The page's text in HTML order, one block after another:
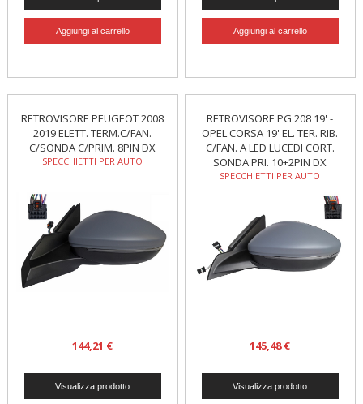
RETROVISORE PEUGEOT 2008
2019 ELETT. TERM.C/FAN.
C/SONDA C/PRIM. 8PIN DX
SPECCHIETTI PER AUTO
144,21 €
RETROVISORE PG 208 19' -
OPEL CORSA 19' EL. TER. RIB.
C/FAN. A LED LUCEDI CORT.
SONDA PRI. 10+2PIN DX
SPECCHIETTI PER AUTO
145,48 €